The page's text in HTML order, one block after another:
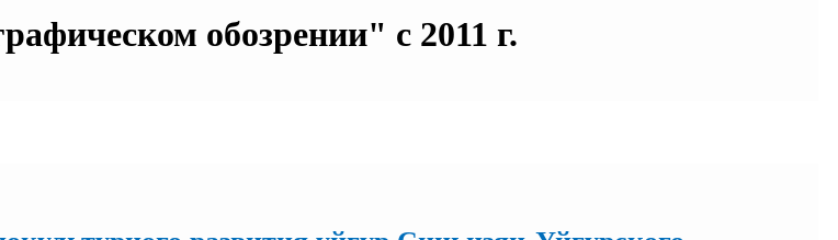
обозрении" с 2011 г.